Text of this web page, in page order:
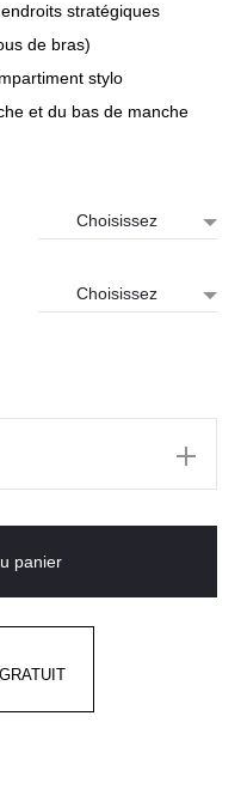
stratégiques
de bras)
stylo
et du bas de manche
panier